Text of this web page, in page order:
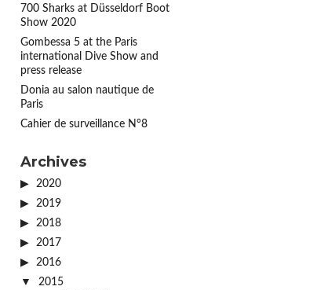
700 Sharks at Düsseldorf Boot
Show 2020
Gombessa 5 at the Paris
international Dive Show and
press release
Donia au salon nautique de
Paris
Cahier de surveillance N°8
Archives
2020
2019
2018
2017
2016
2015